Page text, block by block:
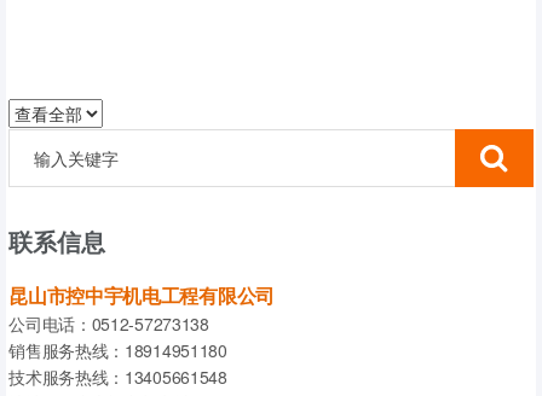
宗老师-13405661548
联系信息
昆山市控中宇机电工程有限公司
公司电话：0512-57273138
销售服务热线：18914951180
技术服务热线：13405661548